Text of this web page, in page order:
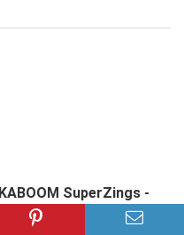
SuperZings -
con 2 Exclusivas...